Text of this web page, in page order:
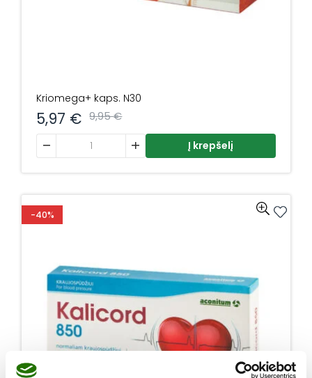
Kriomega+ kaps. N30
9,95€
5,97 €
produkto kiekis: Kriomega+ kaps. N30
Į krepšelį
-40%